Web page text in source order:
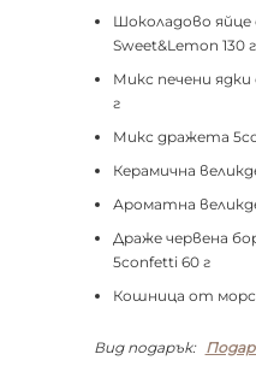
Шоколадово яйце
Sweet&Lemon 130 г
Микс печени ядки
г
Микс дражета
Керамична
Ароматна
Драже червена
5confetti 60 г
Кошница от
Вид подарък: